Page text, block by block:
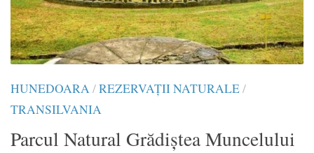
HUNEDOARA/REZERVAȚII NATURALE/
TRANSILVANIA
Parcul Natural Grădiștea Muncelului